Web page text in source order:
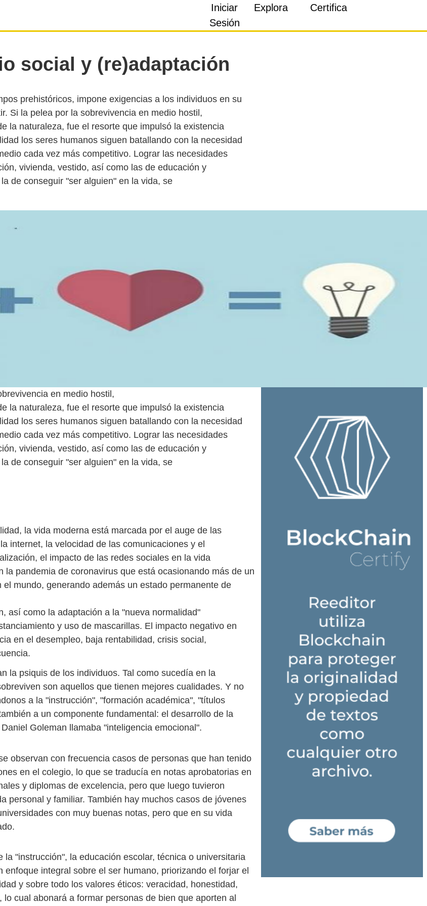
Iniciar
Sesión
Explora Certifica
social y (re)adaptación
prehistóricos, impone exigencias a los individuos en su
Si la pelea por la sobrevivencia en medio hostil,
la naturaleza, fue el resorte que impulsó la existencia
los seres humanos siguen batallando con la necesidad
cada vez más competitivo. Lograr las necesidades
vivienda, vestido, así como las de educación y
de conseguir "ser alguien" en la vida, se
en medio hostil,
la naturaleza, fue el resorte que impulsó la existencia
los seres humanos siguen batallando con la necesidad
cada vez más competitivo. Lograr las necesidades
vivienda, vestido, así como las de educación y
de conseguir "ser alguien" en la vida, se
la vida moderna está marcada por el auge de las
internet, la velocidad de las comunicaciones y el
el impacto de las redes sociales en la vida
la pandemia de coronavirus que está ocasionando más de un
el mundo, generando además un estado permanente de
así como la adaptación a la "nueva normalidad"
y uso de mascarillas. El impacto negativo en
en el desempleo, baja rentabilidad, crisis social,
la psiquis de los individuos. Tal como sucedía en la
son aquellos que tienen mejores cualidades. Y no
a la "instrucción", "formación académica", "títulos
a un componente fundamental: el desarrollo de la
Goleman llamaba "inteligencia emocional".
observan con frecuencia casos de personas que han tenido
en el colegio, lo que se traducía en notas aprobatorias en
y diplomas de excelencia, pero que luego tuvieron
personal y familiar. También hay muchos casos de jóvenes
con muy buenas notas, pero que en su vida
la "instrucción", la educación escolar, técnica o universitaria
enfoque integral sobre el ser humano, priorizando el forjar el
y sobre todo los valores éticos: veracidad, honestidad,
lo cual abonará a formar personas de bien que aporten al